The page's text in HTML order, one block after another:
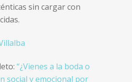
sin cargar con
“¿Vienes a la boda o
social y emocional por